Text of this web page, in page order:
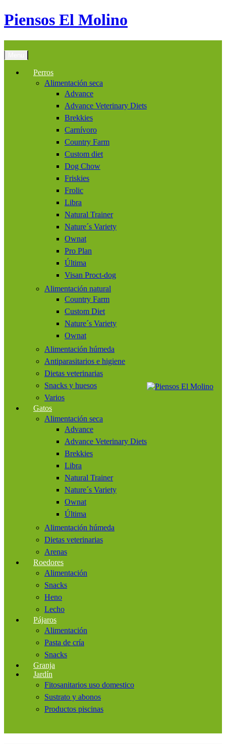
Piensos El Molino
Perros
Alimentación seca
Advance
Advance Veterinary Diets
Brekkies
Carnívoro
Country Farm
Custom diet
Dog Chow
Friskies
Frolic
Libra
Natural Trainer
Nature´s Variety
Ownat
Pro Plan
Última
Visan Proct-dog
Alimentación natural
Country Farm
Custom Diet
Nature´s Variety
Ownat
Alimentación húmeda
Antiparasitarios e higiene
Dietas veterinarias
Snacks y huesos
Varios
Gatos
Alimentación seca
Advance
Advance Veterinary Diets
Brekkies
Libra
Natural Trainer
Nature´s Variety
Ownat
Última
Alimentación húmeda
Dietas veterinarias
Arenas
Roedores
Alimentación
Snacks
Heno
Lecho
Pájaros
Alimentación
Pasta de cría
Snacks
Granja
Jardín
Fitosanitarios uso domestico
Sustrato y abonos
Productos piscinas